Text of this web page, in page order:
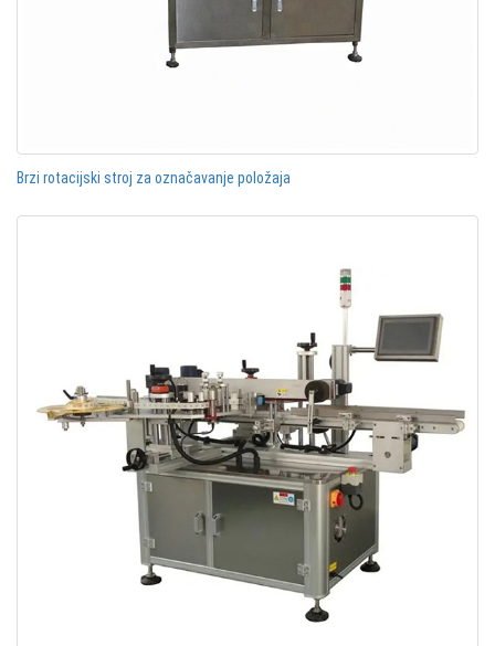
Brzi rotacijski stroj za označavanje položaja